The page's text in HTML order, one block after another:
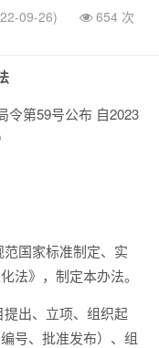
09-26)
654 次
令第59号公布 自2023
国家标准制定、实
法》，制定本办法。
出、立项、组织起
号、批准发布）、组